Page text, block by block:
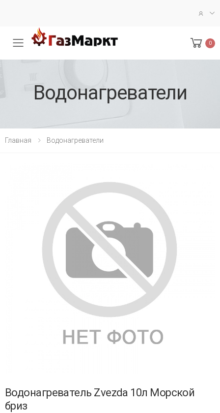
Меню 0
Водонагреватели
Главная Водонагреватели
Водонагреватель Zvezda 10л Морской
бриз